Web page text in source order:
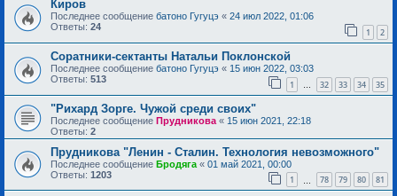
Киров
Последнее сообщение батоно Гугуцэ « 24 июл 2022, 01:06
Ответы: 24 1 2
Соратники-сектанты Натальи Поклонской
Последнее сообщение батоно Гугуцэ « 15 июн 2022, 03:03
Ответы: 513 1 … 32 33 34 35
"Рихард Зорге. Чужой среди своих"
Последнее сообщение Прудникова « 15 июн 2021, 22:18
Ответы: 2
Прудникова "Ленин - Сталин. Технология невозможного"
Последнее сообщение Бродяга « 01 май 2021, 00:00
Ответы: 1203 1 78 79 80 81